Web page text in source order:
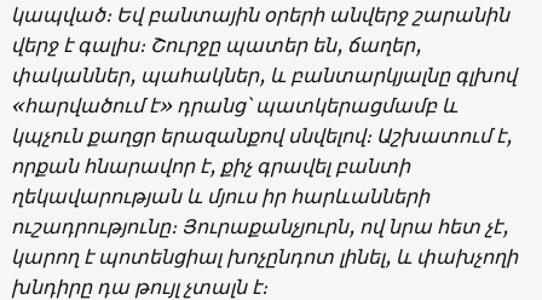
կապված։ Եվ բանտային օրերի անվերջ շարանին
վերջ է գալիս։ Շուրջը պատեր են, ճաղեր,
փականներ, պահակներ, և բանտարկյալնը գլխով
«հարվածում է» դրանց՝ պատկերացմամբ և
կպչուն քաղցր երազանքով սնվելով։ Աշխատում է,
որքան հնարավոր է, քիչ գրավել բանտի
ղեկավարության և մյուս իր հարևանների
ուշադրությունը։ Յուրաքանչյուրն, ով նրա հետ չէ,
կարող է պոտենցիալ խոչընդոտ լինել, և փախչողի
խնդիրը դա թույլ չտալն է։